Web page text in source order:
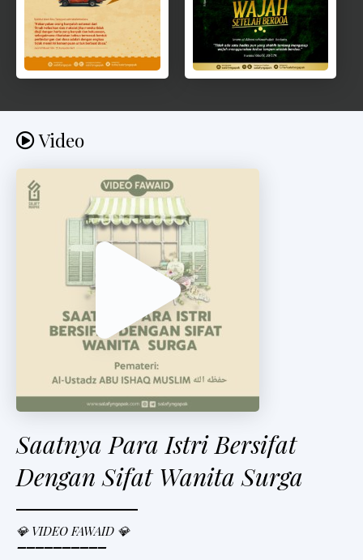
Video
Saatnya Para Istri Bersifat
Dengan Sifat Wanita Surga
💎 VIDEO FAWAID 💎
➖➖➖➖➖➖➖➖➖➖